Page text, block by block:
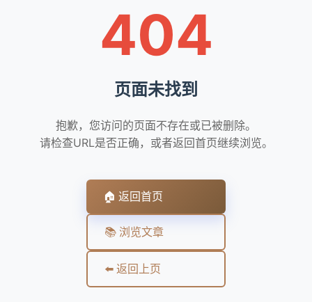
404
页面未找到
抱歉，您访问的页面不存在或已被删除。
请检查URL是否正确，或者返回首页继续浏览。
🏠 返回首页
📚 浏览文章
⬅️ 返回上页